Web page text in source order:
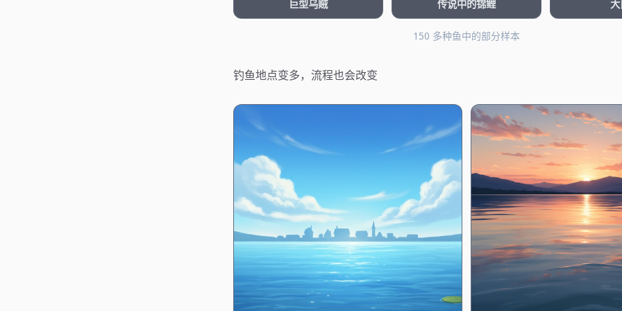
巨型乌贼 传说中的锦鲤
150 多种鱼中的部分样本
钓鱼地点变多，流程也会改变